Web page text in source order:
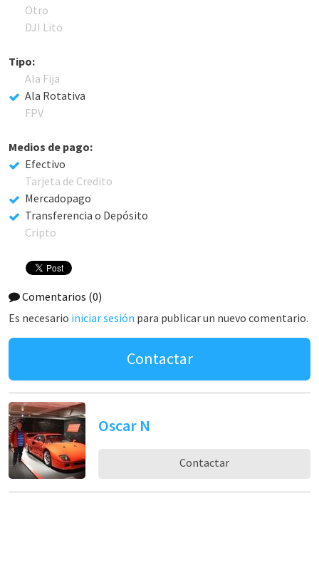
Otro
DJI Lito
Tipo:
Ala Fija
Ala Rotativa
FPV
Medios de pago:
Efectivo
Tarjeta de Credito
Mercadopago
Transferencia o Depósito
Cripto
Comentarios (0)
Es necesario iniciar sesión para publicar un nuevo comentario.
Contactar
Oscar N
Contactar